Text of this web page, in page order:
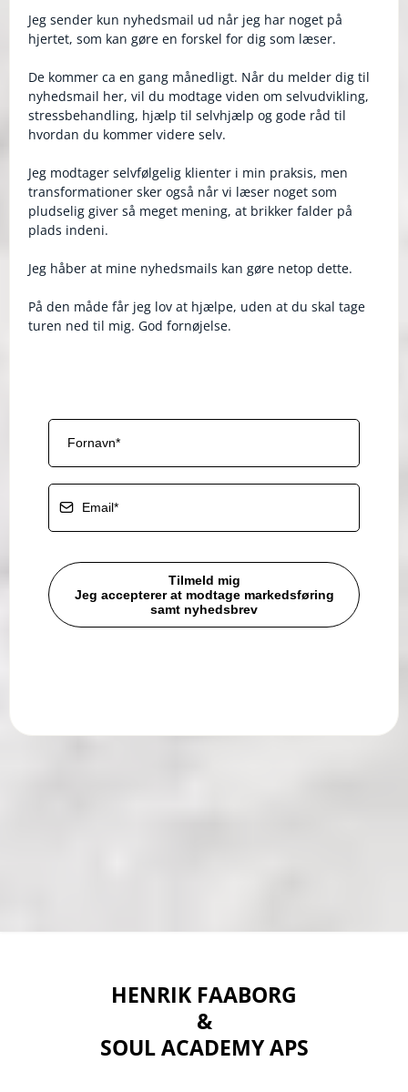
Jeg sender kun nyhedsmail ud når jeg har noget på
hjertet, som kan gøre en forskel for dig som læser.
De kommer ca en gang månedligt. Når du melder dig til
nyhedsmail her, vil du modtage viden om selvudvikling,
stressbehandling, hjælp til selvhjælp og gode råd til
hvordan du kommer videre selv.
Jeg modtager selvfølgelig klienter i min praksis, men
transformationer sker også når vi læser noget som
pludselig giver så meget mening, at brikker falder på
plads indeni.
Jeg håber at mine nyhedsmails kan gøre netop dette.
På den måde får jeg lov at hjælpe, uden at du skal tage
turen ned til mig. God fornøjelse.
Tilmeld mig
Jeg accepterer at modtage markedsføring
samt nyhedsbrev
HENRIK FAABORG
&
SOUL ACADEMY APS